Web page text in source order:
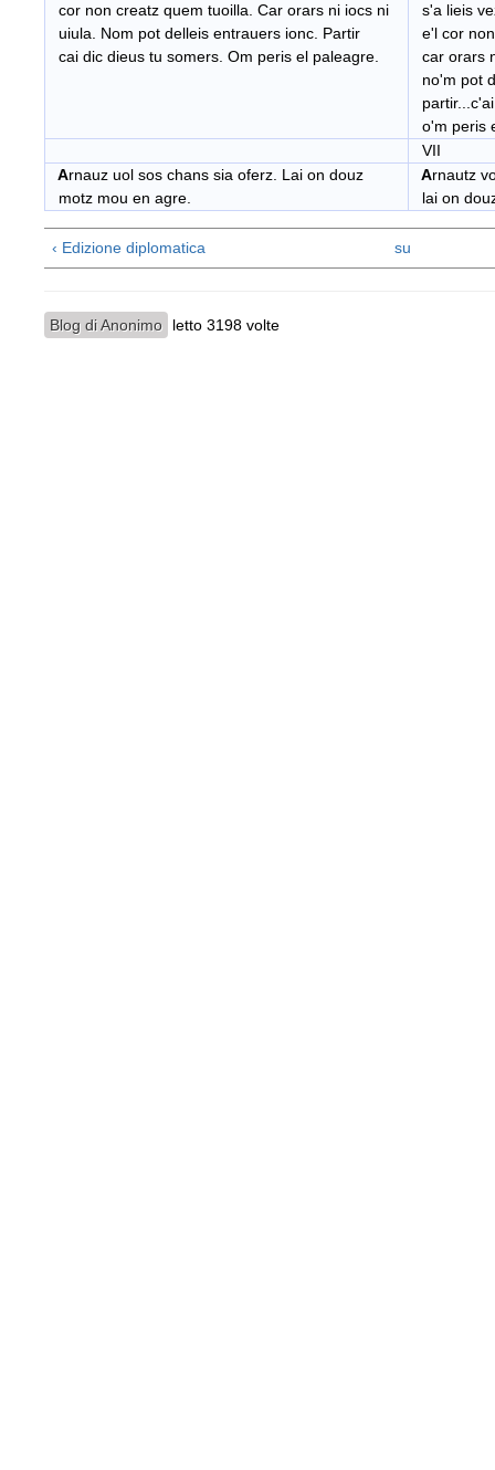
cor non creatz quem tuoilla. Car orars ni iocs ni
uiula. Nom pot delleis entrauers ionc. Partir
cai dic dieus tu somers. Om peris el paleagre.
s'a lieis
e'l cor
car orars
no'm pot
o'm peris
VII
Arnauz uol sos chans sia oferz. Lai on douz
motz mou en agre.
Arnautz
lai on
‹ Edizione diplomatica su
Blog di Anonimo letto 3198 volte